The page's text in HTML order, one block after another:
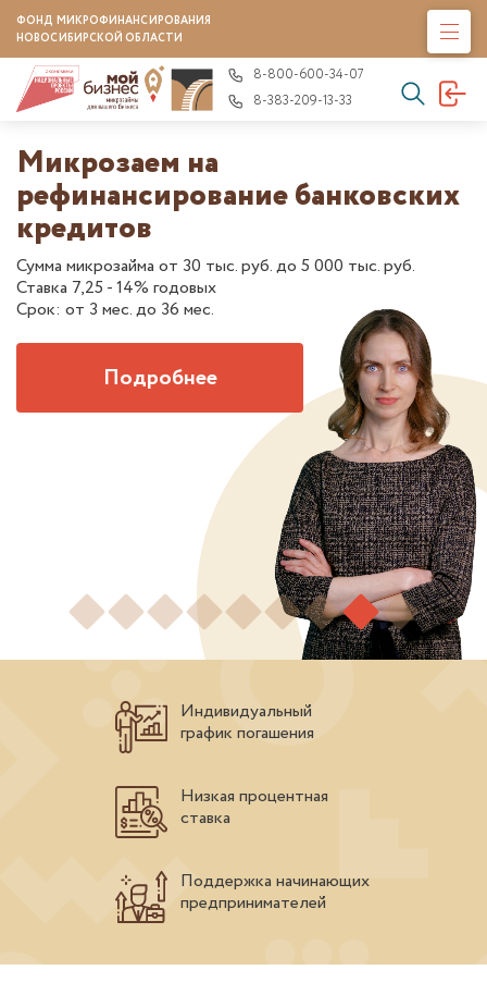
ФОНД МИКРОФИНАНСИРОВАНИЯ
НОВОСИБИРСКОЙ ОБЛАСТИ
8-800-600-34-07
8-383-209-13-33
10 шагов для получения займа
Памятка для заемщиков Фонда
Подробнее
Индивидуальный
график погашения
Низкая процентная
ставка
Поддержка начинающих
предпринимателей